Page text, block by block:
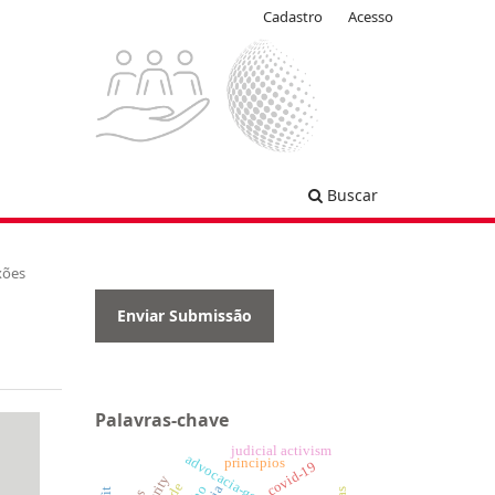
Buscar
Cadastro Acesso
Enviar Submissão
Palavras-chave
covid-19
principios
judicial activism